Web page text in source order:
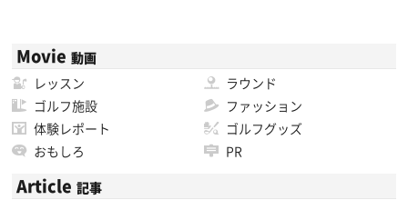
Movie 動画
レッスン
ラウンド
ゴルフ施設
ファッション
体験レポート
ゴルフグッズ
おもしろ
PR
Article 記事